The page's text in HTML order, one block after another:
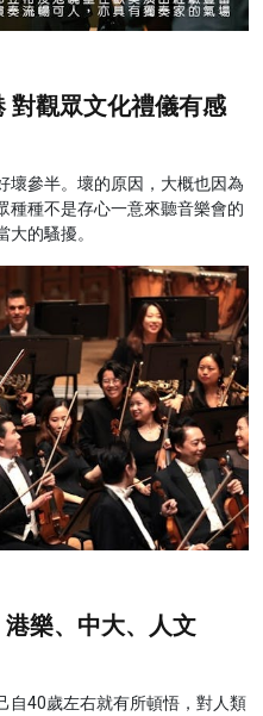
對觀眾文化禮儀有感
壞參半。壞的原因，大概也因為
種種不是存心一意來聽音樂會的
的騷擾。
樂、中大、人文
自40歲左右就有所頓悟，對人類